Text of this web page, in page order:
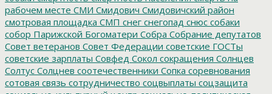
рабочем месте СМИ Смидович Смидовичский район
смотровая площадка СМП снег снегопад снюс собаки
собор Парижской Богоматери Собра Собрание депутатов
Совет ветеранов Совет Федерации советские ГОСТы
советские зарплаты Совфед Сокол сокращения Солнцев
Солтус Солцнев соотечественники Сопка соревнования
сотовая связь сотрудничество соцвыплаты соцзащита